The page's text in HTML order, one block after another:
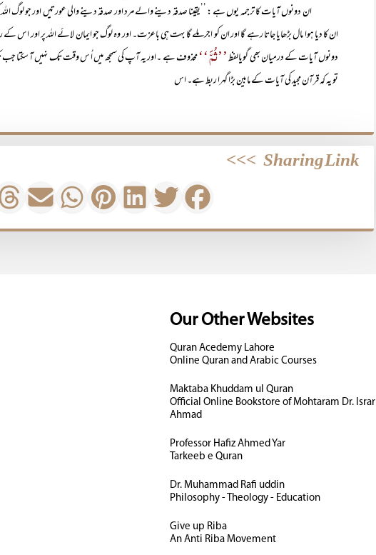
ان دونوں آیات کا ترجمہ یوں ہے : ’’یقینا صدقہ دینے والے مرد اور صدقہ دینے والی عورتیں اور جو لوگ
ان کا دیا ہوا مال بڑھایا جاتا رہے گا اور ان کو اجر ملے گا بہت ہی باعزت۔ اور وہ لوگ جو ایمان لائے اللہ پر اور اس
دونوں آیات کے درمیان بھی گویالفظ’’ثُمَّ ‘‘محذوف ہے ۔اور یہ آپ کی سمجھ میں اُ س وقت تک نہیں آ سکتا
تو یہ کہ قرآن مجید کی آیات کے مابین بڑا گہرا ربط ہے۔ اس
Sharing Link
>>>
Our Other Websites
Quran Acedemy Lahore
Online Quran and Arabic Courses
Maktaba Khuddam ul Quran
Official Online Bookstore of Mohtaram Dr. Israr
Ahmad
Professor Hafiz Ahmed Yar
Tarkeeb e Quran
Dr. Muhammad Rafi uddin
Philosophy - Theology - Education
Give up Riba
An Anti Riba Movement